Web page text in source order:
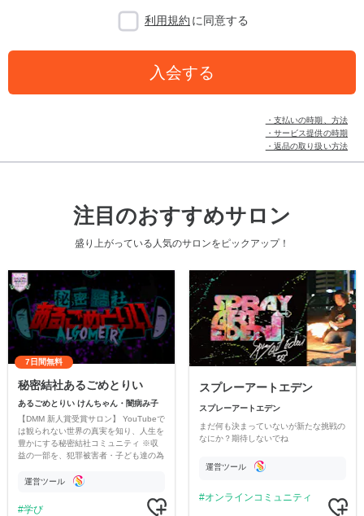
利用規約 に同意する
入会する
・支払いの時期、方法
・サービス提供の時期
・返品の取り扱い方法
注目のおすすめサロン
盛り上がっている人気のサロンをピックアップ！
7日間無料
秘密結社あるごめとりい
あるごめとりい けんちゃん・闇病み子
【DMM 新人賞受賞サロン】 YouTubeで
は観られない世界の真実を知り、人生を
豊かにする秘密結社コミュニティ ※収
益の一部を、犯罪被害者・子ども達の為
す運営ツール
学び
スプレーアートエデン
スプレーアートエデン
まだ何も決まっていないが新たな挑戦の
なにか？期待しないでね
運営ツール
オンラインコミュニティ